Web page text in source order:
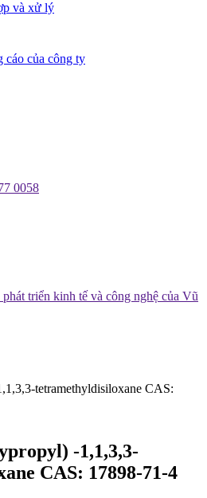
và xử lý
cáo của công ty
0058
triển kinh tế và công nghệ của Vũ
tetramethyldisiloxane CAS:
-1,1,3,3-
CAS: 17898-71-4